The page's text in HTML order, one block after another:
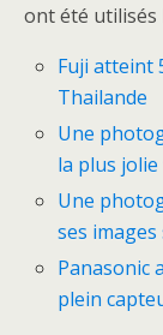
ont été utilisés
Fuji atteint
Thailande
Une
la plus
Une
ses
Panasonic
plein